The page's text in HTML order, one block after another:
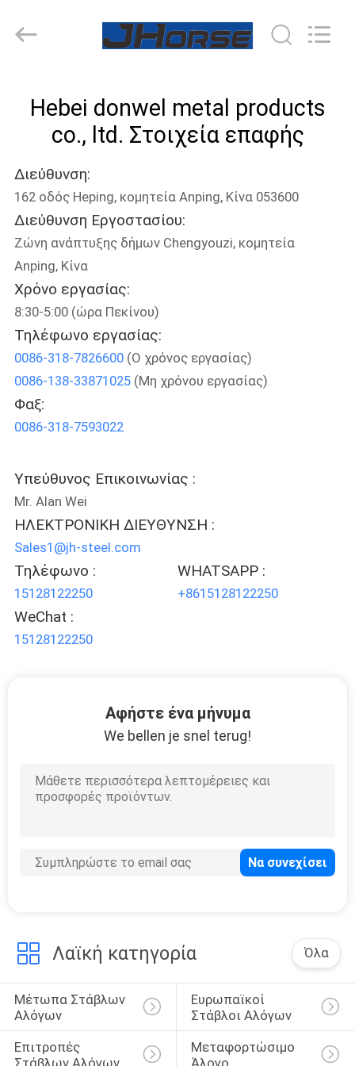
ΠΡΟΪΌΝΤΑ
ΠΕΡΊΠΟΥ
ΕΜΕΊΣ
ΓΎΡΟΣ
ΕΡΓΟΣΤΑΣΊΩΝ
ΠΟΙΟΤΙΚΌΣ
ΈΛΕΓΧΟΣ
ΜΑΣ
ΣΕ
ΕΠΑΦΉ
ΜΕ
ΖΗΤΉΣΤΕ
ΈΝΑ
ΑΠΌΣΠΑΣΜΑ
products
Hebei donwel metal products
co., ltd. Στοιχεία επαφής
Διεύθυνση:
162 οδός Heping, κομητεία Anping, Κίνα 053600
Διεύθυνση Εργοστασίου:
Ζώνη ανάπτυξης δήμων Chengyouzi, κομητεία
Anping, Κίνα
Χρόνο εργασίας:
8:30-5:00 (ώρα Πεκίνου)
Τηλέφωνο εργασίας:
0086-318-7826600(Ο χρόνος εργασίας)
0086-138-33871025(Μη χρόνου εργασίας)
Φαξ:
0086-318-7593022
Υπεύθυνος Επικοινωνίας :
Mr. Alan Wei
ΗΛΕΚΤΡΟΝΙΚΗ ΔΙΕΥΘΥΝΣΗ :
Sales1@jh-steel.com
Τηλέφωνο :
15128122250
WHATSAPP :
+8615128122250
WeChat :
15128122250
Αφήστε ένα μήνυμα
We bellen je snel terug!
Λαϊκή κατηγορία Όλα
Μέτωπα Στάβλων
Αλόγων
Ευρωπαϊκοί
Στάβλοι Αλόγων
Επιτροπές
Μεταφορτώσιμο